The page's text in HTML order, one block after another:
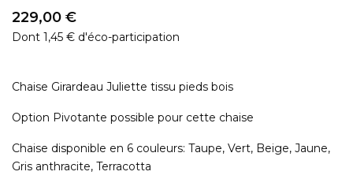
229,00 €
Dont 1,45 € d'éco-participation
Chaise Girardeau Juliette tissu pieds bois
Option Pivotante possible pour cette chaise
Chaise disponible en 6 couleurs: Taupe, Vert, Beige, Jaune,
Gris anthracite, Terracotta